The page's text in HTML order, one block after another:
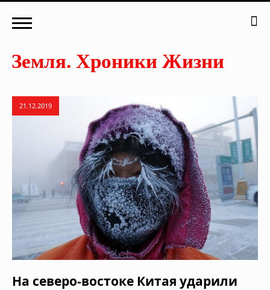
21.12.2019
На северо-востоке Китая ударили